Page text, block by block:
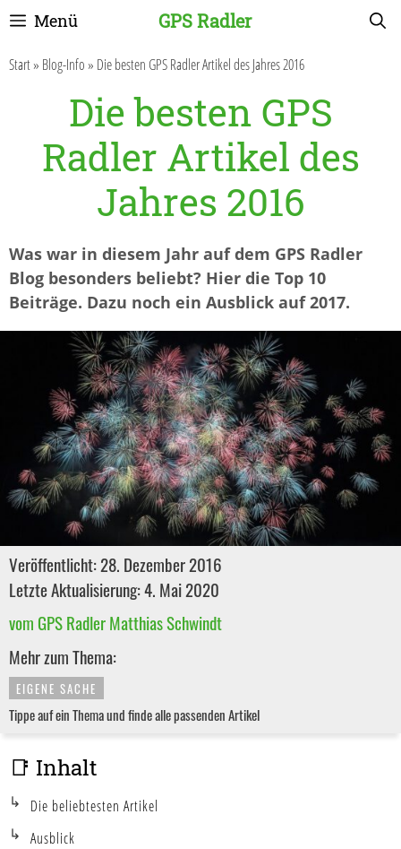
Zum
springen
GPS Radler
Menü
Start» Blog-Info» Die besten GPS Radler Artikel des Jahres 2016
Die besten GPS
Radler Artikel des
Jahres 2016
Was war in diesem Jahr auf dem GPS Radler
Blog besonders beliebt? Hier die Top 10
Beiträge. Dazu noch ein Ausblick auf 2017.
Veröffentlicht: 28. Dezember 2016
Letzte Aktualisierung: 4. Mai 2020
vom GPS Radler Matthias Schwindt
Mehr zum Thema:
EIGENE SACHE
Tippe auf ein Thema und finde alle passenden Artikel
📑 Inhalt
Die beliebtesten Artikel
Ausblick